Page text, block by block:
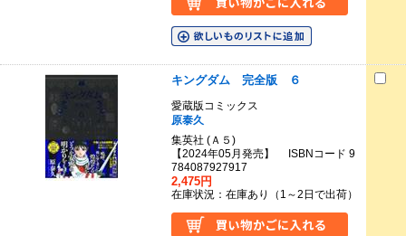
キングダム 完全版 ６
愛蔵版コミックス
原泰久
集英社 (Ａ５)
【2024年05月発売】 ISBNコード 9
784087927917
2,475円
在庫状況：在庫あり（1～2日で出荷）